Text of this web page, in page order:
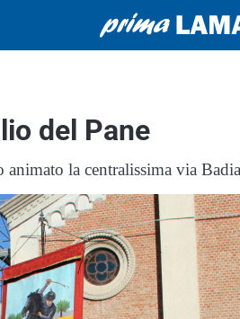
del Pane
la centralissima via